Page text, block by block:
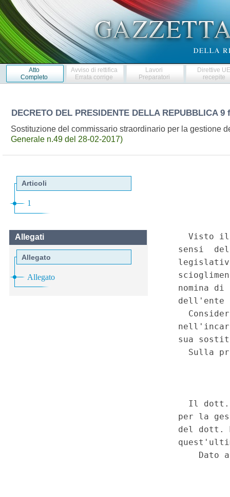
Atto
Completo
Avviso di rettifica
Errata corrige
Lavori
Preparatori
Direttive
recepite
DECRETO DEL PRESIDENTE DELLA REPUBBLICA 9
Sostituzione del commissario straordinario per la gestione
Generale n.49 del 28-02-2017)